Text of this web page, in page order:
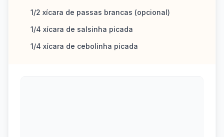
1/2 xícara de passas brancas (opcional)
1/4 xícara de salsinha picada
1/4 xícara de cebolinha picada